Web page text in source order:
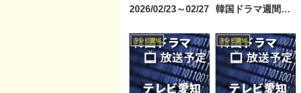
2026/02/23～02/27
韓国ドラマ週間番
08/18
テレビ愛知 テレビ愛知